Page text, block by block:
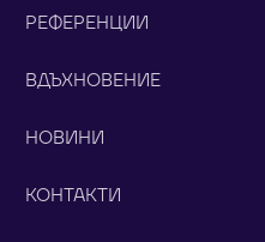
РЕФЕРЕНЦИИ
ВДЪХНОВЕНИЕ
НОВИНИ
КОНТАКТИ